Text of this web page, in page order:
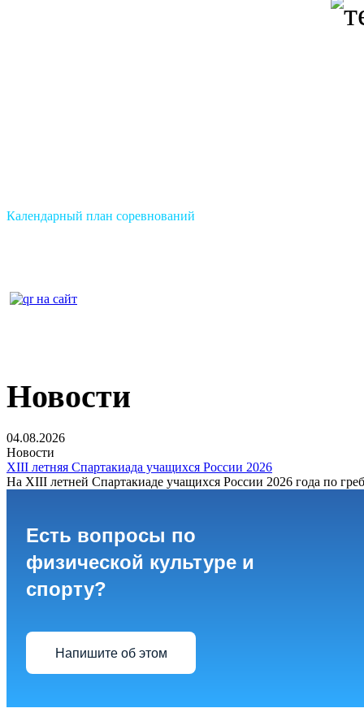
Календарный план соревнований
Новости
04.08.2026
Новости
XIII летняя Спартакиада учащихся России 2026
На XIII летней Спартакиаде учащихся России 2026 года по
Есть вопросы по
физической культуре и
спорту?
Напишите об этом